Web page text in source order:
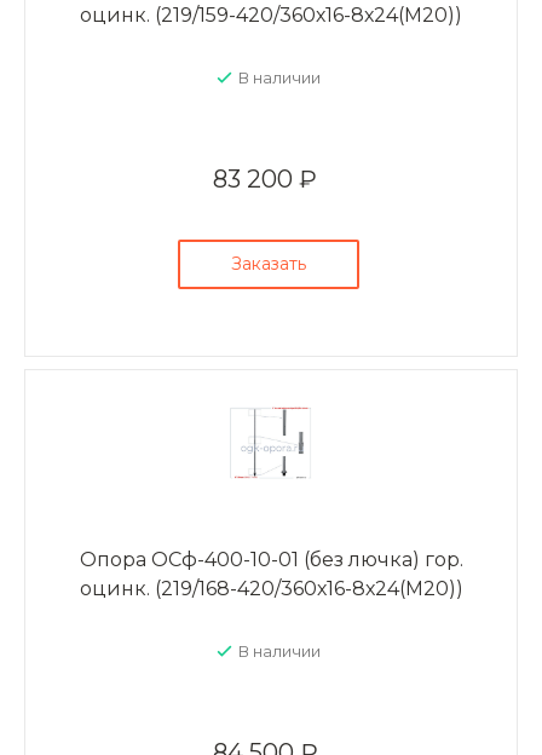
оцинк. (219/159-420/360х16-8х24(М20))
В наличии
83 200 ₽
Заказать
Опора ОСф-400-10-01 (без лючка) гор.
оцинк. (219/168-420/360х16-8х24(М20))
В наличии